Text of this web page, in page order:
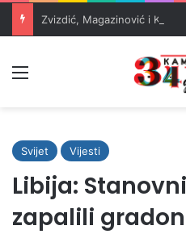
Svijet Vijesti
Libija:
zapalili